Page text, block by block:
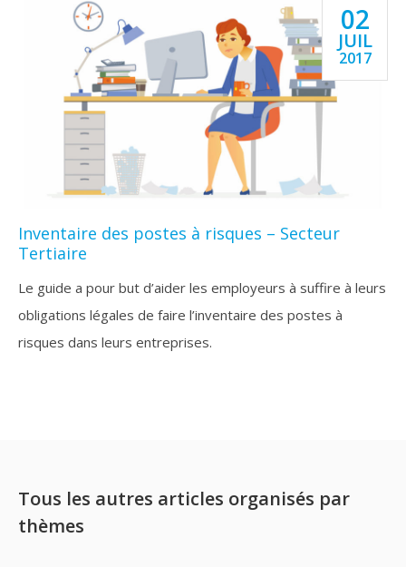
02
JUIL
2017
Inventaire des postes à risques – Secteur
Tertiaire
Le guide a pour but d’aider les employeurs à suffire à leurs
obligations légales de faire l’inventaire des postes à
risques dans leurs entreprises.
Tous les autres articles organisés par
thèmes